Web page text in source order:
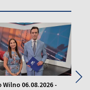
06.08.2026 -
▶